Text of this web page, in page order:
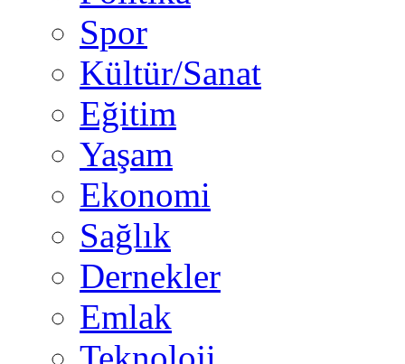
Spor
Kültür/Sanat
Eğitim
Yaşam
Ekonomi
Sağlık
Dernekler
Emlak